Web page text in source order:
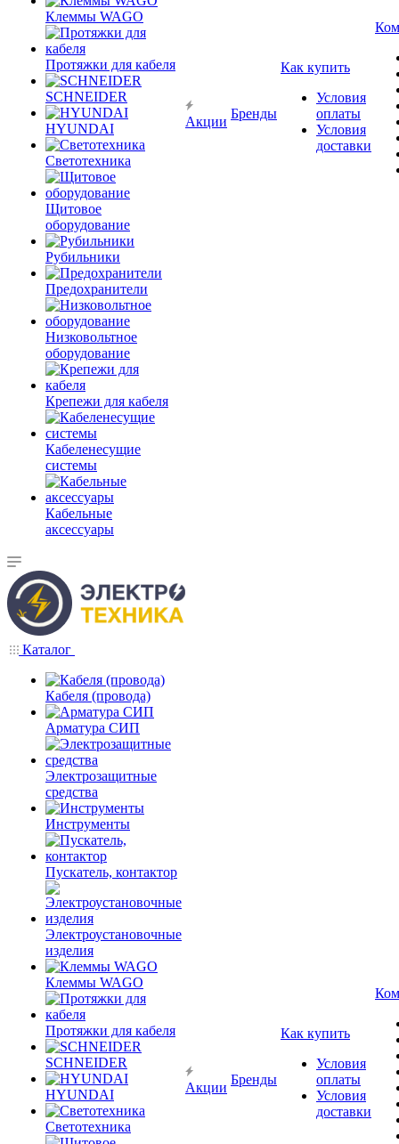
Клеммы WAGO
Протяжки для кабеля
SCHNEIDER
HYUNDAI
Светотехника
Щитовое
оборудование
Рубильники
Предохранители
Низковольтное
оборудование
Крепежи для кабеля
Кабеленесущие
системы
Кабельные
аксессуары
Акции
Бренды
Как купить
Условия
оплаты
Условия
доставки
Каталог
Кабеля (провода)
Арматура СИП
Электрозащитные
средства
Инструменты
Пускатель, контактор
Электроустановочные
изделия
Клеммы WAGO
Протяжки для кабеля
SCHNEIDER
HYUNDAI
Светотехника
Акции
Бренды
Как купить
Условия
оплаты
Условия
доставки